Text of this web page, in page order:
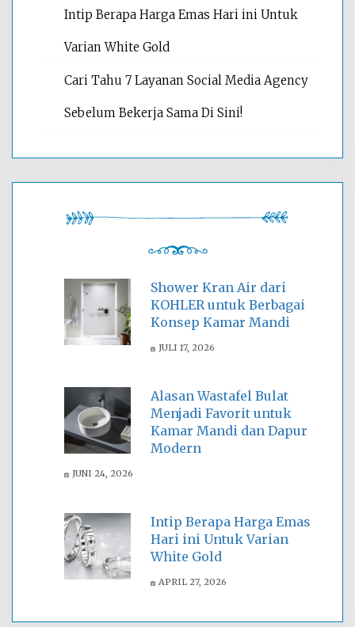
Intip Berapa Harga Emas Hari ini Untuk
Varian White Gold
Cari Tahu 7 Layanan Social Media Agency
Sebelum Bekerja Sama Di Sini!
Shower Kran Air dari
KOHLER untuk Berbagai
Konsep Kamar Mandi
JULI 17, 2026
Alasan Wastafel Bulat
Menjadi Favorit untuk
Kamar Mandi dan Dapur
Modern
JUNI 24, 2026
Intip Berapa Harga Emas
Hari ini Untuk Varian
White Gold
APRIL 27, 2026